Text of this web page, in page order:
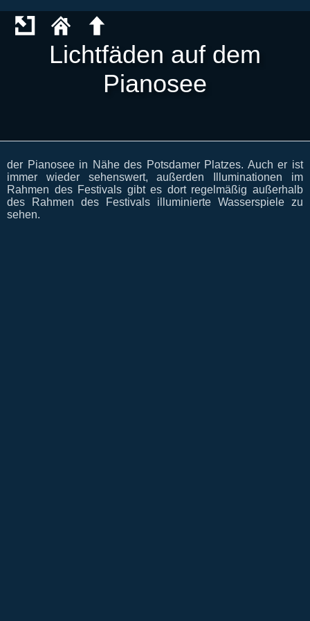
Lichtfäden auf dem
Pianosee
der Pianosee in Nähe des Potsdamer Platzes. Auch er ist
immer wieder sehenswert, außerden Illuminationen im
Rahmen des Festivals gibt es dort regelmäßig außerhalb
des Rahmen des Festivals illuminierte Wasserspiele zu
sehen.